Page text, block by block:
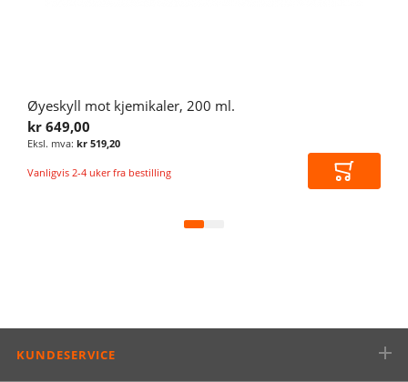
Øyeskyll mot kjemikaler, 200 ml.
kr 649,00
kr 519,20
Vanligvis 2-4 uker fra bestilling Legg i
KUNDESERVICE